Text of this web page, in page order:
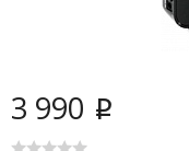
3 990 i